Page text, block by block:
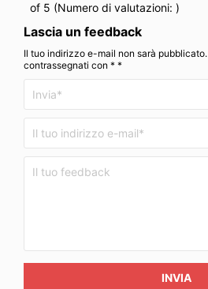
of 5 (Numero di valutazioni: )
Lascia un feedback
Il tuo indirizzo e-mail non sarà
contrassegnati con * *
INVIA